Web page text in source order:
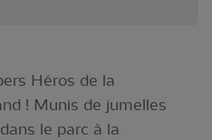
Héros de la
! Munis de jumelles
le parc à la